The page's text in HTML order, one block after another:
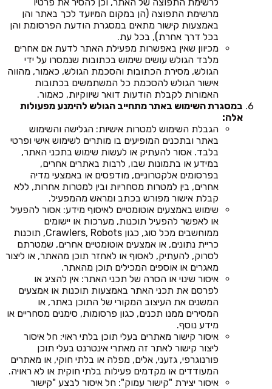
מרשימת התפוצה (הן במקום המיועד לכך באתר והן
באמצעות קישור מתאים במסגרת הודעת הפרסומת והן
בכל דרך אחרת), בכל עת.
מכיוון שאין באפשרות מפעילת האתר לדעת אם אחרים
מלבד הגולש עושים שימוש בכתובות שנמסרו על ידי
הגולש, מסירת הכתובות והסכמת הגולש, כאמור, מהווה
אישור הגולש להסכמת כל המשתמשים בכתובות
האמורות לקבלת הודעות דואר שיווקיות, כאמור.
במסגרת השימוש באתר מתחייב הגולש להימנע מפעולות
אלה:
הגבלת השימוש למטרות אישיות: הגלישה והשימוש
באתר ובתכנים המופיעים בו מותרים לשימוש אישי ופרטי
בלבד. אסור להעתיק או לעשות שימוש בתכני האתר,
במידע או בתמונות שבו, לרבות באתרים אחרים,
בפרסומים אלקטרוניים, מודפסים או באמצעי מדיה
אחרים, בין למטרות מסחריות ובין למטרות אחרות, ללא
קבלת אישור מפורש בכתב ומראש מהמפעיל.
שימוש באמצעים אוטומטיים לאיסוף מידע: אסור להפעיל
או לאפשר להפעיל תוכנות, מערכות או יישומים
ממוחשבים מכל סוג, כגון Crawlers, Robots, תוכנות
כריית נתונים, או אמצעים אוטומטיים אחרים, שמטרתם
לסרוק, להעתיק, לאסוף או לאחזר תוכן מהאתר, או ליצור
מאגרים או אוספים המכילים תוכן מהאתר.
איסור שינוי או הסרה של תכני האתר: אין להציג או
לפרסם את תכני האתר באמצעות תוכנות או אמצעים
המשנים את העיצוב המקורי של התוכן באתר, או
המסירים ממנו תכנים, כגון פרסומות, סימנים מסחריים או
מידע נוסף.
איסור קישור מאתרים בעלי תוכן בלתי ראוי: חל איסור
ליצור קישור לאתר זה מאתרי אינטרנט בעלי תוכן
פורנוגרפי, גזעני, אלים, מפלה או בלתי חוקי, או מאתרים
המעודדים או מקדמים פעילות בלתי חוקית או לא ראויה.
איסור יצירת "קישור עמוק": חל איסור לבצע "קישור